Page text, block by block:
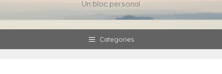
Un bloc personal
Categories